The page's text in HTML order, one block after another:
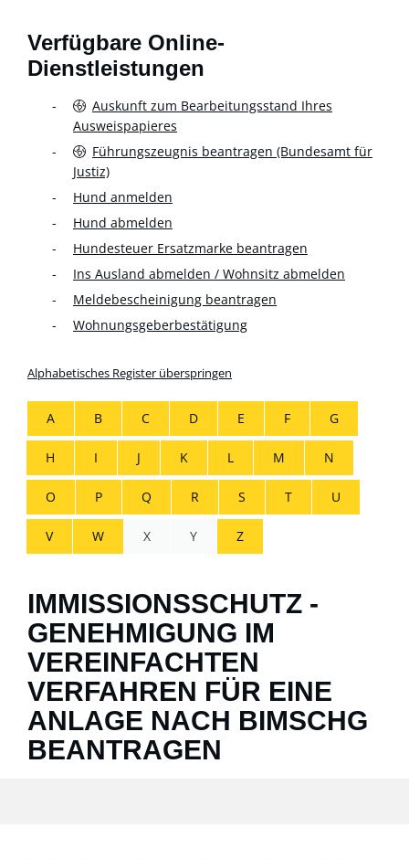
Verfügbare Online-
Dienstleistungen
Auskunft zum Bearbeitungsstand Ihres
Ausweispapieres
Führungszeugnis beantragen (Bundesamt für
Justiz)
Hund anmelden
Hund abmelden
Hundesteuer Ersatzmarke beantragen
Ins Ausland abmelden / Wohnsitz abmelden
Meldebescheinigung beantragen
Wohnungsgeberbestätigung
Alphabetisches Register überspringen
A B C D E F G
H I J K L M N
O P Q R S T U
V W X Y Z
IMMISSIONSSCHUTZ -
GENEHMIGUNG IM
VEREINFACHTEN
VERFAHREN FÜR EINE
ANLAGE NACH BIMSCHG
BEANTRAGEN